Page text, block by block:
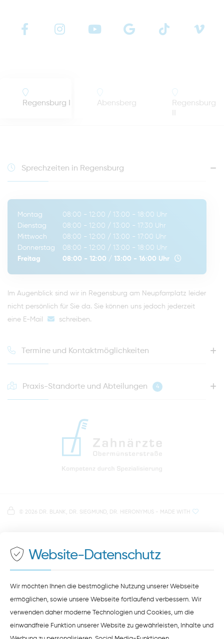
Regensburg I Abensberg
Regensburg
Sprechzeiten in Regensburg
Montag 08:00 - 12:00 / 13:00 - 18:00 Uhr
Dienstag
08:00 - 12:00 / 13:00 - 17:30 Uhr
Mittwoch
08:00 - 12:00 / 13:00 - 17:00 Uhr
Donnerstag
08:00 - 12:00 / 13:00 - 18:00 Uhr
Freitag
08:00 - 12:00 / 13:00 - 16:00 Uhr
Im Augenblick sind wir in Regensburg am Neupfarrplatz leider
nicht persönlich für Sie da. Sie können uns jedoch jederzeit
eine E-Mail
schreiben.
Termine und Kontaktmöglichkeiten
info@zahnaerzte-in-regensburg.de
Praxis-Standorte und Abteilungen 4
zustimmen.
ZUSTIMMEN
HINWEISE ZUM DATENSCHUTZ
© 2026 DR. BLANK, DR. SIEGMUND, DR. HIERONYMUS - MADE WITH
Website-Datenschutz
Wir möchten Ihnen die bestmögliche Nutzung unserer Webseite
ermöglichen, sowie unsere Webseite fortlaufend verbessern. Wir
verwenden daher moderne Technologien und Cookies, um die
einwandfreie Funktion unserer Website zu gewährleisten, Inhalte und